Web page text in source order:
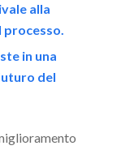
alla
in una
del